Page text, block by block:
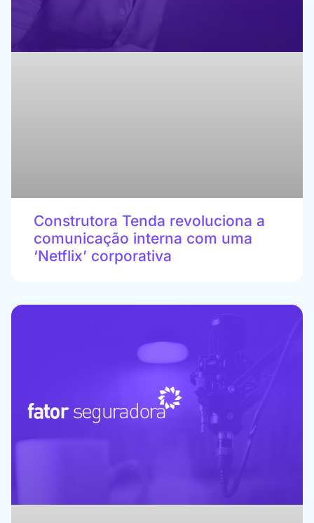
Construtora Tenda revoluciona a
comunicação interna com uma
‘Netflix’ corporativa